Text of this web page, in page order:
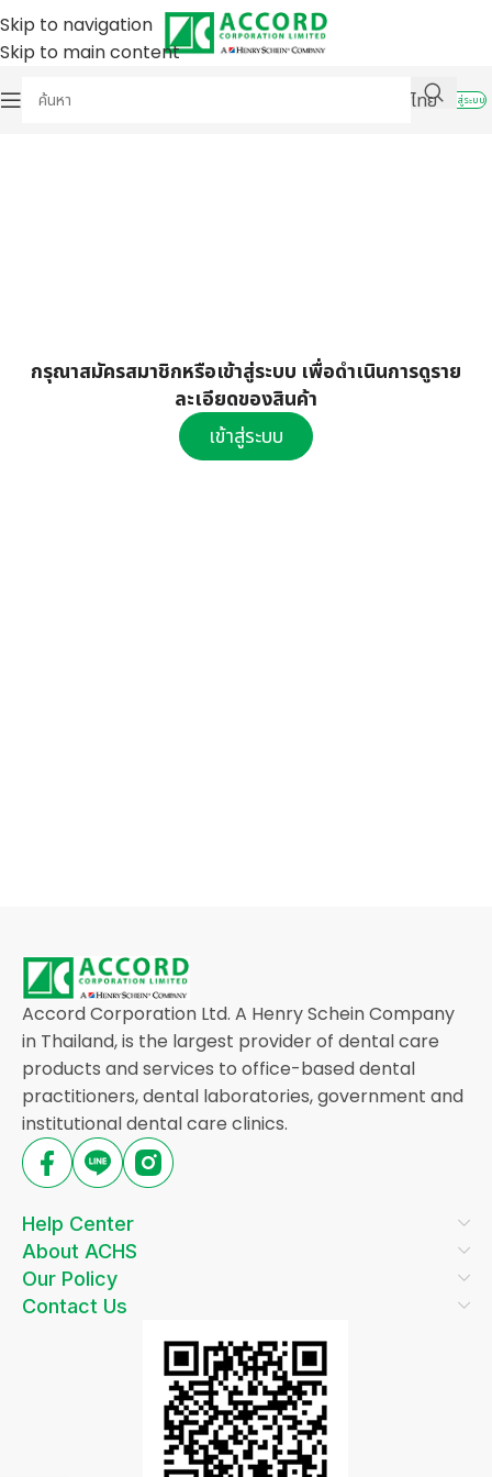
Skip to navigation
Skip to main content
ไทย
เข้าสู่ระบบ
กรุณาสมัครสมาชิกหรือเข้าสู่ระบบ เพื่อดำเนินการดูราย
ละเอียดของสินค้า
เข้าสู่ระบบ
Accord Corporation Ltd. A Henry Schein Company
in Thailand, is the largest provider of dental care
products and services to office-based dental
practitioners, dental laboratories, government and
institutional dental care clinics.
Help Center
About ACHS
Our Policy
Contact Us